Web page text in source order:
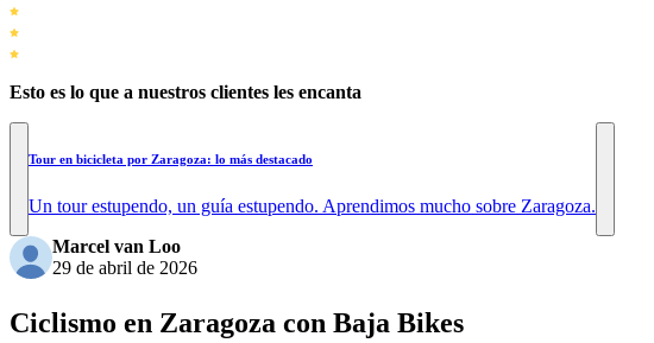
Esto es lo que a nuestros clientes les encanta
Tour en bicicleta por Zaragoza: lo más destacado
Un tour estupendo, un guía estupendo. Aprendimos mucho sobre Zaragoza.
Marcel van Loo
29 de abril de 2026
Ciclismo en Zaragoza con Baja Bikes